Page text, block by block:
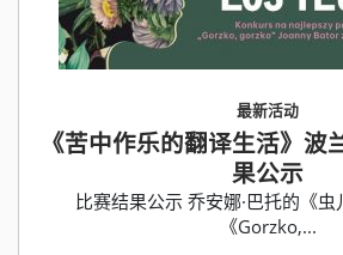
最新活动
《苦中作乐的翻译生活》波
果公示
比赛结果公示 乔安娜·巴托的《虫
《Gorzko,...